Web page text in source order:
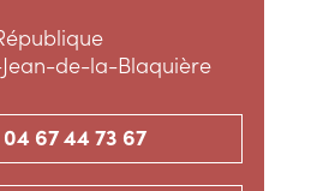
de-la-Blaquière
04 67 44 73 67